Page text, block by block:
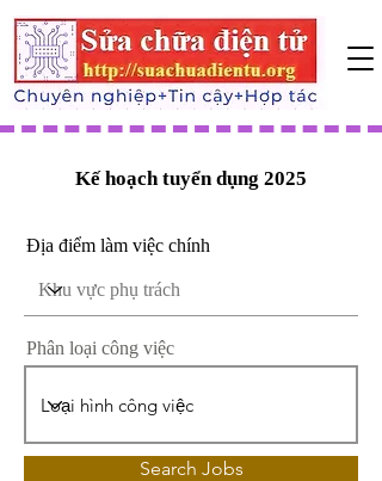
Kế hoạch tuyển dụng 2025
Địa điểm làm việc chính
Phân loại công việc
Search Jobs